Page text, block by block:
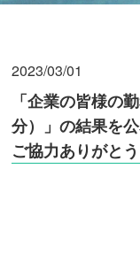
2023/03/01
「企業の皆様の
分）」の結果を公
ご協力ありがと